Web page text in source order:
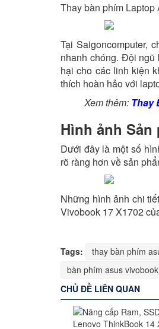
Thay bàn phím
Tại Saigoncomputer,
nhanh chóng. Đội ngũ
hại cho các linh kiện
thích hoàn hảo với
Xem thêm: Thay
Hình ảnh Sản
Dưới đây là một số
rõ ràng hơn về sản
Những hình ảnh chi
Vivobook 17 X1702
Tags: thay bàn phím
bàn phím asus
CHỦ ĐỀ LIÊN QUAN